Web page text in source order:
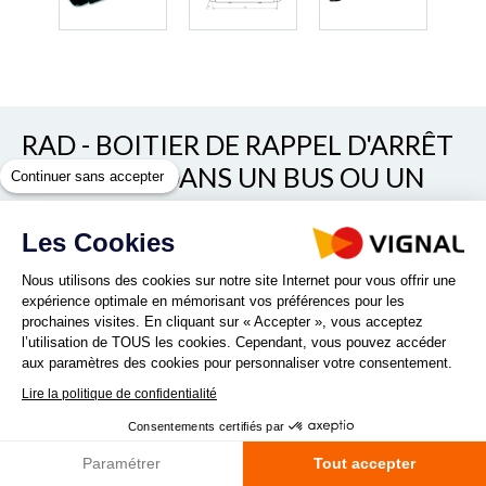
RAD - BOITIER DE RAPPEL D'ARRÊT
DEMANDÉ DANS UN BUS OU UN
CAR
conducteur d’un bus ou d’un car qu’un passager demande un
arrêt grâce à un voyant lumineux positionné dans
Continuer sans accepter
Les Cookies
Nous utilisons des cookies sur notre site Internet pour vous offrir une
expérience optimale en mémorisant vos préférences pour les
prochaines visites. En cliquant sur « Accepter », vous acceptez
l’utilisation de TOUS les cookies. Cependant, vous pouvez accéder
aux paramètres des cookies pour personnaliser votre consentement.
Lire la politique de confidentialité
Consentements certifiés par
Paramétrer Tout accepter